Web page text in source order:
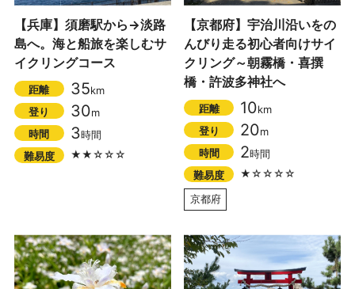
【兵庫】須磨駅から→淡路
島へ。海と船旅を楽しむサ
イクリングコース
距離 35km
登り
30m
時間
3時間
難易度
★★☆☆☆
【京都府】宇治川沿いをの
んびり走る初心者向けサイ
クリング～朝霧橋・喜撰
橋・許波多神社へ
距離 10km
登り
20m
時間
2時間
難易度
★☆☆☆☆
京都府